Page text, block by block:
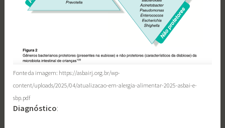
Fonte da imagem: https://asbairj.org.br/wp-
content/uploads/2025/04/atualizacao-em-alergia-alimentar-2025-asbai-e-
sbp.pdf
Diagnóstico: